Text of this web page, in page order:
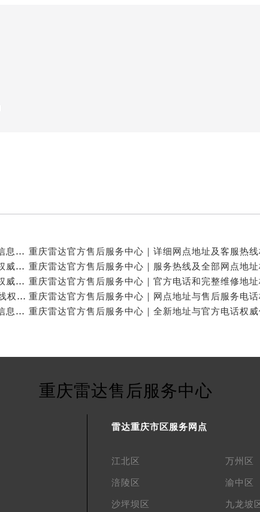
重庆雷达官方售后服务中心｜完整地址及售后热线权威信息公示（2026年7月最新）
重庆雷达官方售后服务中心｜最新维修地址与客服电话权威信息公示（2026年7月最新）
重庆雷达官方售后服务中心｜最新热线及官方维修地址权威信息公示（2026年7月最新）
重庆雷达官方售后服务中心｜详细地址与24小时客服热线权威信息公示（2026年7月最新）
重庆雷达官方售后服务中心｜完整地址及服务热线权威信息公示（2026年7月最新）
重庆雷达售后服务中心
雷达重庆市区服务网点
江北区 万州区
涪陵区 渝中区
沙坪坝区 九龙坡